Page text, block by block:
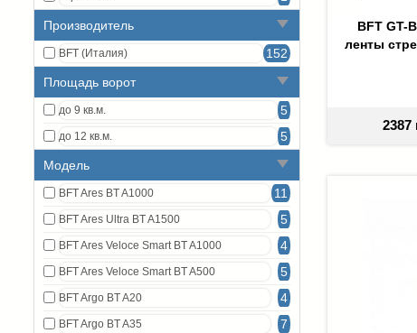
Производитель
BFT (Италия)
152
Площадь ворот
до 9 кв.м. 5
до 12 кв.м.
5
Модель
BFT Ares BT A1000 11
BFT Ares Ultra BT A1500 5
BFT Ares Veloce Smart BT A1000 4
BFT Ares Veloce Smart BT A500 5
BFT Argo BT A20 4
BFT Argo BT A35 7
BFT GT-
ленты
2387